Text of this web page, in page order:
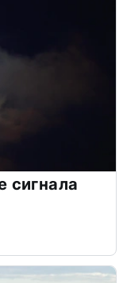
сигнала